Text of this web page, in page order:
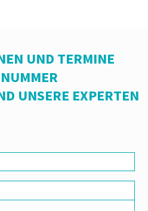
UND TERMINE
UNSERE EXPERTEN